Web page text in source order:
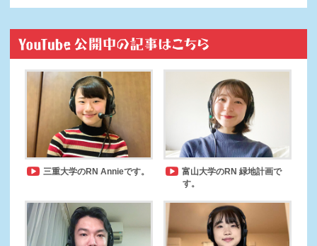
三重大学のRN Annieです。
富山大学のRN 緑地計画で
す。